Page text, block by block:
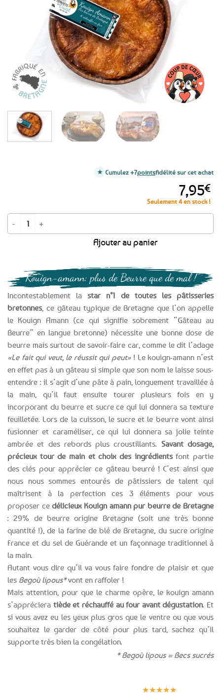
“Kouign-amann: plus de Beurre que de mal !”
Incontestablement la star n°1 de toutes les pâtisseries
bretonnes, ce gâteau typique de Bretagne que l’on appelle
le Kouign Amann (ce qui signifie sobrement “Gâteau au
Beurre” en langue bretonne) nécessite une bonne dose de
beurre mais surtout de savoir-faire car, comme le dit l’adage
«Le fait qui veut, le réussit qui peut»! Le kouign-amann n’est
en effet pas à un gâteau si simple que son nom le laisse sous-
entendre : il s’agit d’une pâte à pain, longuement travaillée à
la main, qu’il faut ensuite tourer plusieurs fois en y
incorporant du beurre et sucre ce qui lui donnera sa texture
feuilletée. Lors de la cuisson, le sucre et le beurre vont ainsi
fusionner et caraméliser, ce qui lui donnera sa jolie teinte
ambrée et des rebords plus croustillants. Savant dosage,
précieux tour de main et choix des ingrédientsfont partie
des clés pour apprécier ce gâteau beurré ! C’est ainsi que
nous nous sommes entourés de pâtissiers de talent qui
maîtrisent à la perfection ces 3 éléments pour vous
proposer cedélicieux Kouign amann pur beurre de Bretagne
: 29% de beurre origine Bretagne (soit une très bonne
quantité !), de la farine de blé de Bretagne, du sucre origine
France et du sel de Guérande et un façonnage traditionnel à
la main.
Autant vous dire qu’il va vous faire fondre de plaisir et que
les Begoù lipous*vont en raffoler !
Mais attention, pour que le charme opère, le kouign amann
s’appréciera tiède et réchauffé au four avant dégustation. Et
si vous avez eu les yeux plus gros que le ventre ou que vous
souhaitez le garder de côté pour plus tard, sachez qu’il
supporte très bien la congélation.
* Begoù lipous = Becs sucrés
7,95€
Seulement 4 en stock !
quantité de Kouign Amann Breton pur beurre de Bretagne - 300g
Ajouter au panier
Cumulez +7pointsfidélité sur cet achat
★★★★★